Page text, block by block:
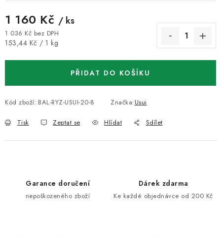
1 160 Kč / ks
1 036 Kč bez DPH
Měrná cena:
153,44 Kč / 1 kg
PŘIDAT DO KOŠÍKU
Kód zboží: BAL-RYZ-USUI-20-8 Značka:Usui
Tisk Zeptat se Hlídat Sdílet
Garance doručení
nepoškozeného zboží
Dárek zdarma
Ke každé objednávce od 200 Kč